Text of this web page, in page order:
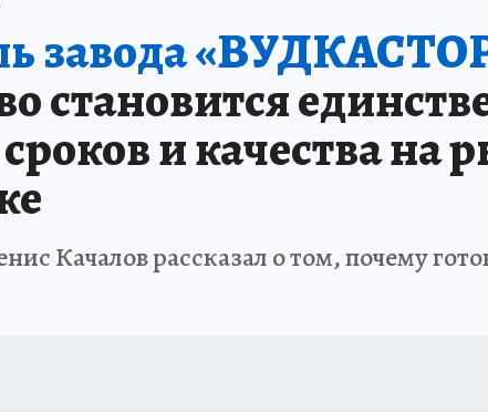
завода
становится
и качества
Качалов рассказал о том, почему